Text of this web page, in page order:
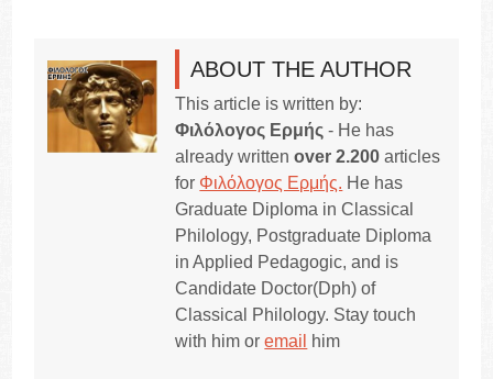
ABOUT THE AUTHOR
This article is written by:
Φιλόλογος Ερμής - He has
already writtenover 2.200 articles
for Φιλόλογος Ερμής. He has
Graduate Diploma in Classical
Philology, Postgraduate Diploma
in Applied Pedagogic, and is
Candidate Doctor(Dph) of
Classical Philology. Stay touch
with him oremail him